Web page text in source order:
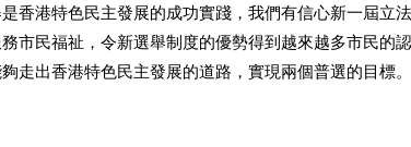
香港特色民主發展的成功實踐，我們有信心新一屆立
市民福祉，令新選舉制度的優勢得到越來越多市民的
走出香港特色民主發展的道路，實現兩個普選的目標